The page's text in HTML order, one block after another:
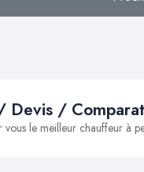
Devis /
vous le meilleur chauffeur à